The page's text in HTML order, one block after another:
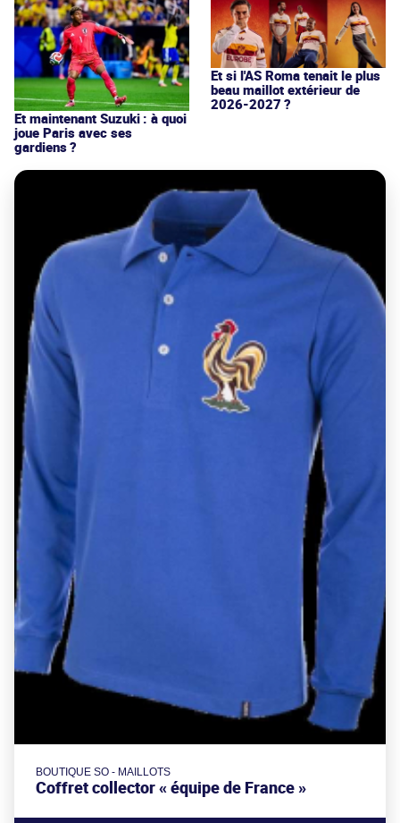
Et maintenant Suzuki : à quoi
joue Paris avec ses
gardiens ?
Et si l'AS Roma tenait le plus
beau maillot extérieur de
2026-2027 ?
BOUTIQUE SO - MAILLOTS
Coffret collector « équipe de France »